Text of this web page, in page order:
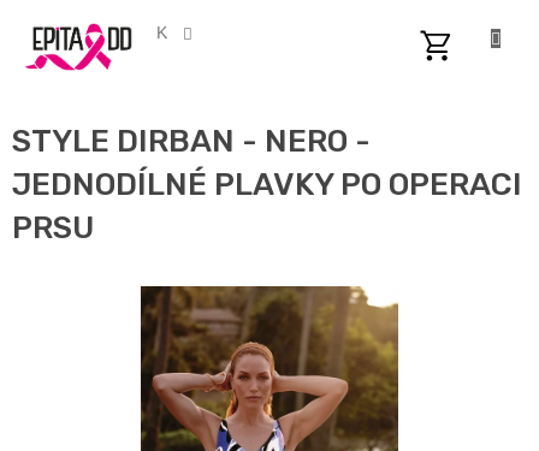
obsah
CZK
STYLE DIRBAN - NERO -
JEDNODÍLNÉ PLAVKY PO OPERACI
PRSU